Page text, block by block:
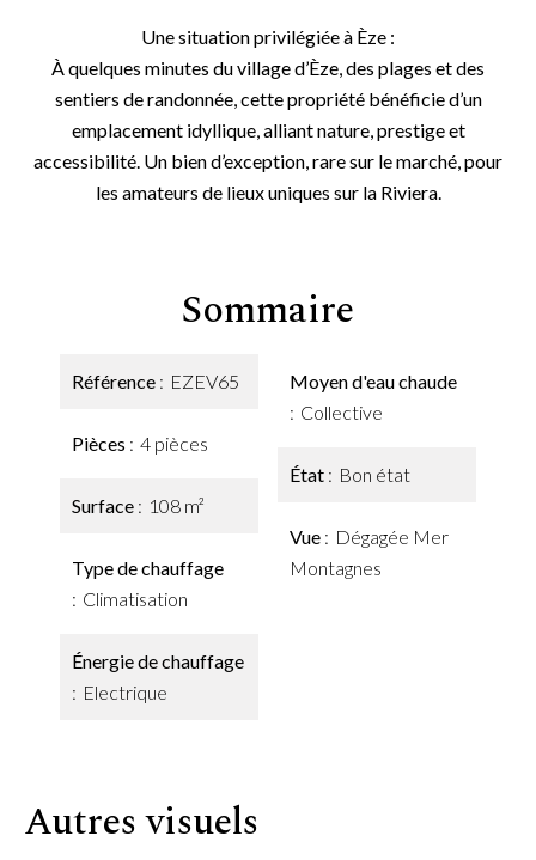
Une situation privilégiée à Èze :
À quelques minutes du village d’Èze, des plages et des
sentiers de randonnée, cette propriété bénéficie d’un
emplacement idyllique, alliant nature, prestige et
accessibilité. Un bien d’exception, rare sur le marché, pour
les amateurs de lieux uniques sur la Riviera.
Sommaire
Référence EZEV65
Pièces 4 pièces
Surface 108 m²
Type de chauffage
Climatisation
Énergie de chauffage
Electrique
Moyen d'eau chaude
Collective
État Bon état
Vue
Dégagée Mer
Montagnes
Autres visuels